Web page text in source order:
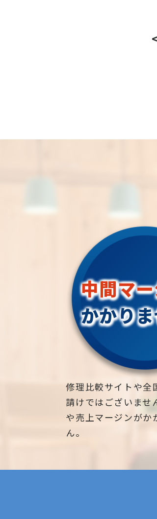
中間マ
かかり
修理比較サイトや全
請けではございませ
や売上マージンがか
ん。